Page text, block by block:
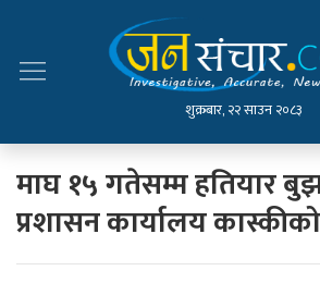
शुक्रबार, २२ साउन २०८३
माघ १५ गतेसम्म हतियार
प्रशासन कार्यालय